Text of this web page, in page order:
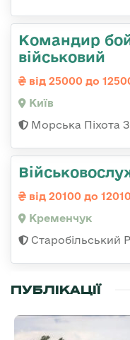
Командиp
військовий
від 25000 до
Київ
Морська Піхота
від 20100 до
Кременчук
Старобільський
ПУБЛІКАЦІЇ